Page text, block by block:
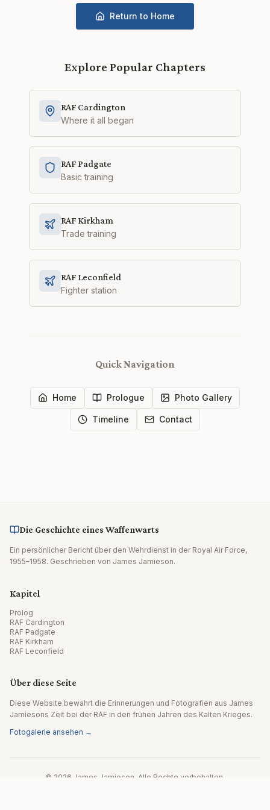
Return to Home
Explore Popular Chapters
RAF Cardington
Where it all began
RAF Padgate
Basic training
RAF Kirkham
Trade training
RAF Leconfield
Fighter station
Quick Navigation
Home Prologue Photo Gallery
Timeline Contact
Die Geschichte eines Waffenwarts
Ein persönlicher Bericht über den Wehrdienst in der Royal Air Force,
1955–1958. Geschrieben von James Jamieson.
Kapitel
Prolog
RAF Cardington
RAF Padgate
RAF Kirkham
RAF Leconfield
Über diese Seite
Diese Website bewahrt die Erinnerungen und Fotografien aus James
Jamiesons Zeit bei der RAF in den frühen Jahren des Kalten Krieges.
Fotogalerie ansehen →
© 2026 James Jamieson. Alle Rechte vorbehalten.